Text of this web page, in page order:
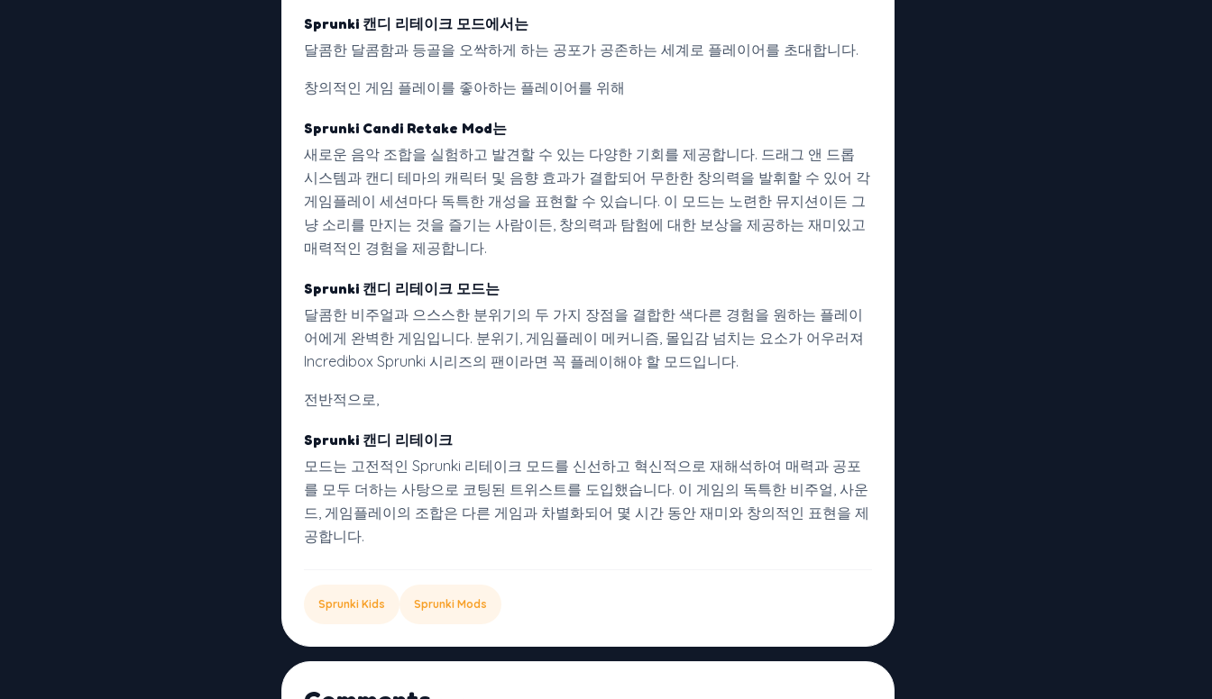
Sprunki 캔디 리테이크 모드에서는
달콤한 달콤함과 등골을 오싹하게 하는 공포가 공존하는 세계로 플레이어를 초대합니다.
창의적인 게임 플레이를 좋아하는 플레이어를 위해
Sprunki Candi Retake Mod는
새로운 음악 조합을 실험하고 발견할 수 있는 다양한 기회를 제공합니다. 드래그 앤 드롭
시스템과 캔디 테마의 캐릭터 및 음향 효과가 결합되어 무한한 창의력을 발휘할 수 있어 각
게임플레이 세션마다 독특한 개성을 표현할 수 있습니다. 이 모드는 노련한 뮤지션이든 그
냥 소리를 만지는 것을 즐기는 사람이든, 창의력과 탐험에 대한 보상을 제공하는 재미있고
매력적인 경험을 제공합니다.
Sprunki 캔디 리테이크 모드는
달콤한 비주얼과 으스스한 분위기의 두 가지 장점을 결합한 색다른 경험을 원하는 플레이
어에게 완벽한 게임입니다. 분위기, 게임플레이 메커니즘, 몰입감 넘치는 요소가 어우러져
Incredibox Sprunki 시리즈의 팬이라면 꼭 플레이해야 할 모드입니다.
전반적으로,
Sprunki 캔디 리테이크
모드는 고전적인 Sprunki 리테이크 모드를 신선하고 혁신적으로 재해석하여 매력과 공포
를 모두 더하는 사탕으로 코팅된 트위스트를 도입했습니다. 이 게임의 독특한 비주얼, 사운
드, 게임플레이의 조합은 다른 게임과 차별화되어 몇 시간 동안 재미와 창의적인 표현을 제
공합니다.
Sprunki Kids Sprunki Mods